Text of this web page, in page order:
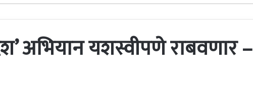
अभियान यशस्वीपणे राबवणार –